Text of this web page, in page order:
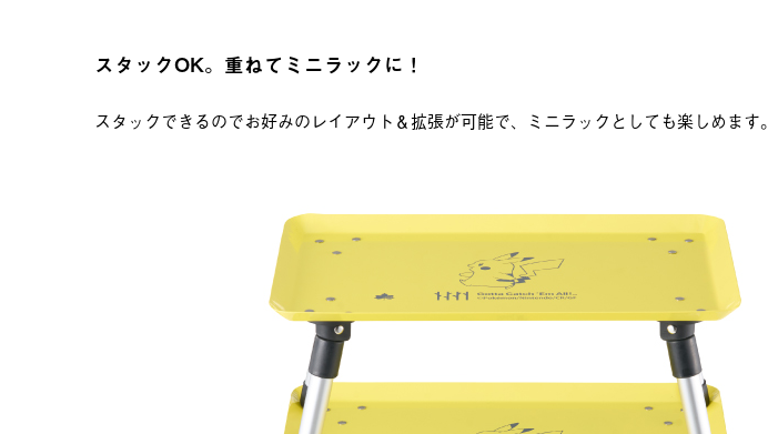
スタックOK。重ねてミニラックに！
スタックできるのでお好みのレイアウト＆拡張が可能で、ミニラックとしても楽しめます。